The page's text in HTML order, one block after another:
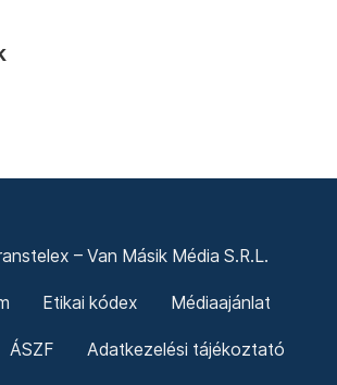
– Van Másik Média S.R.L.
Etikai kódex Médiaajánlat
ÁSZF Adatkezelési tájékoztató